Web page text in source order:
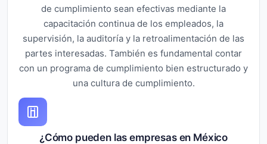
de cumplimiento sean efectivas mediante la
capacitación continua de los empleados, la
supervisión, la auditoría y la retroalimentación de las
partes interesadas. También es fundamental contar
con un programa de cumplimiento bien estructurado y
una cultura de cumplimiento.
¿Cómo pueden las empresas en México